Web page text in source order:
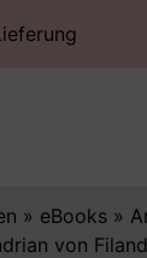
» eBooks »
von